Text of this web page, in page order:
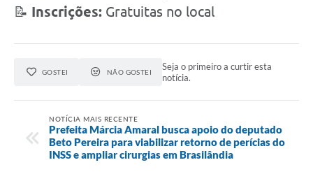
📝 Inscrições: Gratuitas no local
GOSTEI NÃO GOSTEI
Seja o primeiro a curtir esta
notícia.
NOTÍCIA MAIS RECENTE
Prefeita Márcia Amaral busca apoio do deputado
Beto Pereira para viabilizar retorno de perícias do
INSS e ampliar cirurgias em Brasilândia